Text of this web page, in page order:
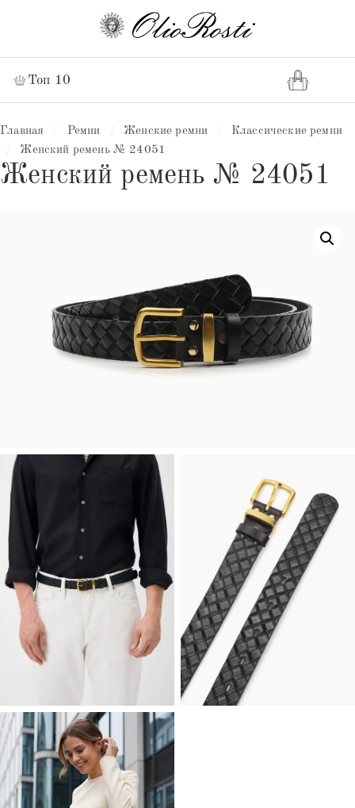
Топ 10
Главная Ремни Женские ремни
Классические ремни
Женский ремень № 24051
Женский ремень № 24051